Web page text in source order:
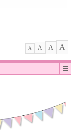
A A A A